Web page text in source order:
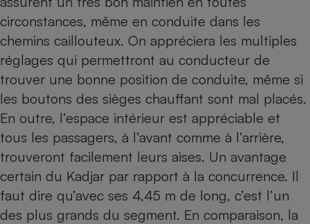
circonstances, même en conduite dans les
chemins caillouteux. On appréciera les multiples
réglages qui permettront au conducteur de
trouver une bonne position de conduite, même si
les boutons des sièges chauffant sont mal placés.
En outre, l’espace intérieur est appréciable et
tous les passagers, à l’avant comme à l’arrière,
trouveront facilement leurs aises. Un avantage
certain du Kadjar par rapport à la concurrence. Il
faut dire qu’avec ses 4,45 m de long, c’est l’un
des plus grands du segment. En comparaison, la